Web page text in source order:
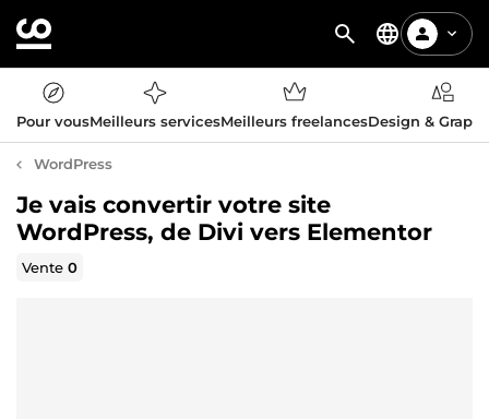
Pour vousMeilleurs servicesMeilleurs freelancesDesign &
WordPress
Je vais convertir votre site
WordPress, de Divi vers Elementor
Vente0